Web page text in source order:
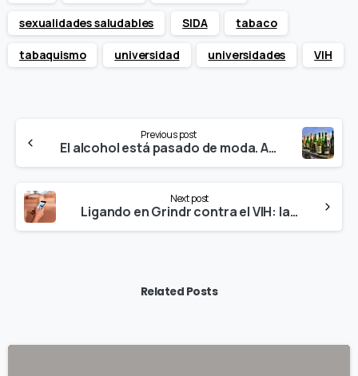
sexualidades saludables SIDA tabaco
tabaquismo universidad universidades VIH
Reading
Previous post
El alcohol está pasado de moda. Así es el nuevo ‘botellón’
Next post
Ligando en Grindr contra el VIH: la Agencia de Salud de Barcelona ya tiene una cuenta en las ‘app’ de contactos
Related Posts